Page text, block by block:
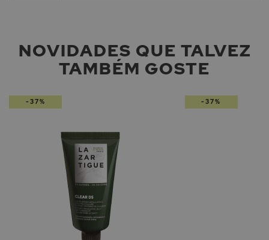
NOVIDADES QUE TALVEZ
TAMBÉM GOSTE
-37% -37%